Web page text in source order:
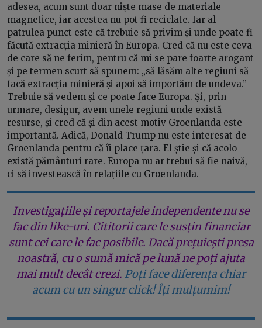
adesea, acum sunt doar niște mase de materiale
magnetice, iar acestea nu pot fi reciclate. Iar al
patrulea punct este că trebuie să privim și unde poate fi
făcută extracția minieră în Europa. Cred că nu este ceva
de care să ne ferim, pentru că mi se pare foarte arogant
și pe termen scurt să spunem: „să lăsăm alte regiuni să
facă extracția minieră și apoi să importăm de undeva.”
Trebuie să vedem și ce poate face Europa. Și, prin
urmare, desigur, avem unele regiuni unde există
resurse, și cred că și din acest motiv Groenlanda este
importantă. Adică, Donald Trump nu este interesat de
Groenlanda pentru că îi place țara. El știe și că acolo
există pământuri rare. Europa nu ar trebui să fie naivă,
ci să investească în relațiile cu Groenlanda.
Investigațiile și reportajele independente nu se
fac din like-uri. Cititorii care le susțin financiar
sunt cei care le fac posibile. Dacă prețuiești presa
noastră, cu o sumă mică pe lună ne poți ajuta
mai mult decât crezi. Poți face diferența chiar
acum cu un singur click! Îți mulțumim!